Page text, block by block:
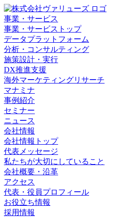
事業・サービス
事業・サービストップ
データプラットフォーム
分析・コンサルティング
施策設計・実行
DX推進支援
海外マーケティングリサーチ
マナミナ
事例紹介
セミナー
ニュース
会社情報
会社情報トップ
代表メッセージ
私たちが大切にしていること
会社概要・沿革
アクセス
代表・役員プロフィール
お役立ち情報
採用情報